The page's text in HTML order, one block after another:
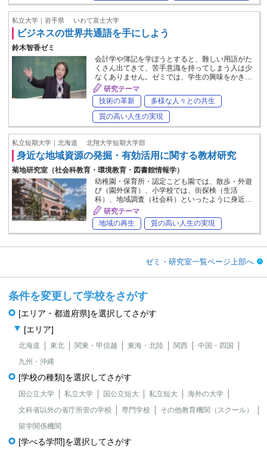
私立大学｜岩手県 いわて富士大学
ビジネスの世界共通語を手にしよう
鈴木智香ゼミ
会計学や簿記を学ぼうとすると、難しい用語がた
くさん出てきて、苦手意識を持ってしまう人は少
なくありません。ゼミでは、学生の興味をかき…
研究テーマ
技術の革新
多様な人々との共生
質の高い人生の実現
私立短期大学｜北海道 北翔大学短期大学部
身近な地域資源の発掘・有効活用に関する教材研究
菊地研究室（社会科教育・環境教育・図書館情報学）
幼稚園・保育所・認定こども園では、散歩・外遊
び（園外保育）、小学校では、街探検（生活
科）、地域調査（社会科）といったように身近…
研究テーマ
地域の再生
質の高い人生の実現
ゼミ・研究室一覧ページ上部へ
条件を変更して学校をさがす
[エリア・都道府県]を選択してさがす
[エリア]
北海道 東北 関東・甲信越 東海・北陸 関西
中国・四国
九州・沖縄
[学校の種類]を選択してさがす
国公立大学 私立大学 国公立短大 私立短大
海外の大学
文科省以外の省庁所管の学校
専門学校
その他教育機関（スクール）
留学関係機関
[学べる学問]を選択してさがす